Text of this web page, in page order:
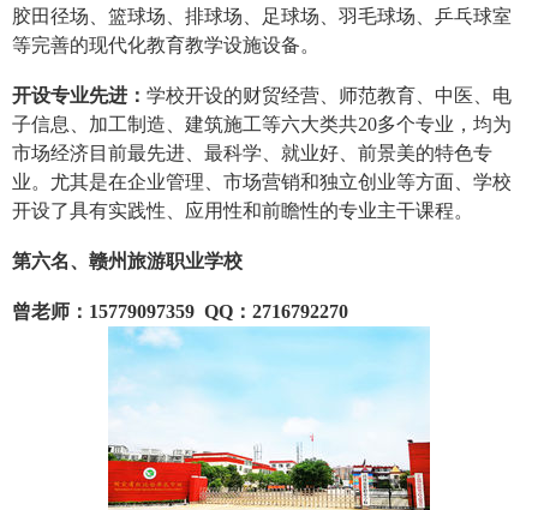
胶田径场、篮球场、排球场、足球场、羽毛球场、乒乓球室
等完善的现代化教育教学设施设备。
开设专业先进： 学校开设的财贸经营、师范教育、中医、电
子信息、加工制造、建筑施工等六大类共20多个专业，均为
市场经济目前最先进、最科学、就业好、前景美的特色专
业。尤其是在企业管理、市场营销和独立创业等方面、学校
开设了具有实践性、应用性和前瞻性的专业主干课程。
第六名、赣州旅游职业学校
曾老师：15779097359 QQ：2716792270